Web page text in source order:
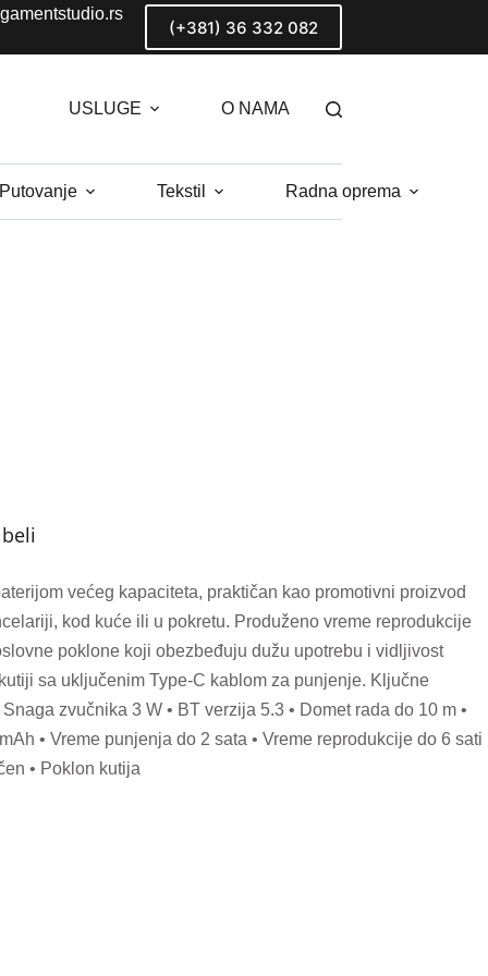
(+381) 36 332 082
USLUGE O NAMA
Tekstil Radna oprema
većeg kapaciteta, praktičan kao promotivni proizvod
kod kuće ili u pokretu. Produženo vreme reprodukcije
poklone koji obezbeđuju dužu upotrebu i vidljivost
sa uključenim Type-C kablom za punjenje. Ključne
zvučnika 3 W • BT verzija 5.3 • Domet rada do 10 m •
• Vreme punjenja do 2 sata • Vreme reprodukcije do 6 sati
• Poklon kutija